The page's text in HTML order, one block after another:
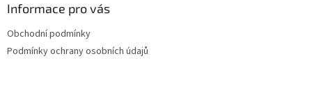
Informace pro vás
Obchodní podmínky
Podmínky ochrany osobních údajů